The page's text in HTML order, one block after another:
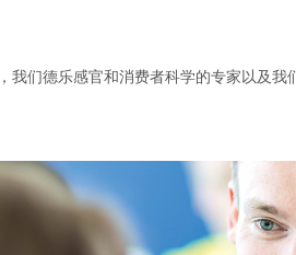
们德乐感官和消费者科学的专家以及